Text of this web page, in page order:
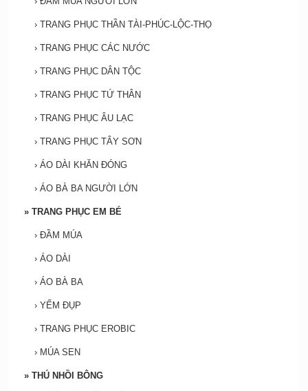
› TRANG PHỤC THẦN TÀI-PHÚC-LỘC-THỌ
› TRANG PHỤC CÁC NƯỚC
› TRANG PHỤC DÂN TỘC
› TRANG PHỤC TỨ THÂN
› TRANG PHỤC ÂU LẠC
› TRANG PHỤC TÂY SƠN
› ÁO DÀI KHĂN ĐÓNG
› ÁO BÀ BA NGƯỜI LỚN
» TRANG PHỤC EM BÉ
› ĐẦM MÚA
› ÁO DÀI
› ÁO BÀ BA
› YẾM ĐỤP
› TRANG PHỤC EROBIC
› MÚA SEN
» THÚ NHỒI BÔNG